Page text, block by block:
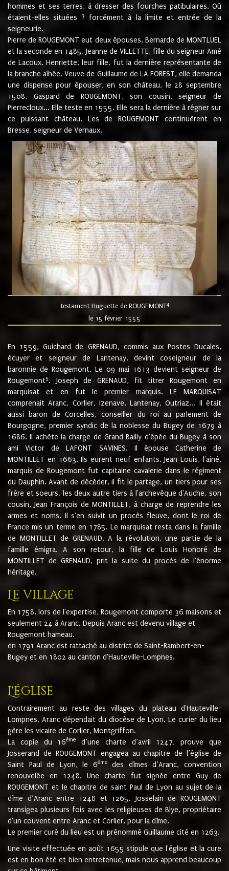
hommes et ses terres, à dresser des fourches patibulaires. Où
étaient-elles situées ? forcément à la limite et entrée de la
seigneurie.
Pierre de ROUGEMONT eut deux épouses, Bernarde de MONTLUEL
et la seconde en 1485, Jeanne de VILLETTE, fille du seigneur Amé
de Lacoux. Henriette, leur fille, fut la dernière représentante de
la branche aînée. Veuve de Guillaume de LA FOREST, elle demanda
une dispense pour épouser, en son château, le 28 septembre
1508, Gaspard de ROUGEMONT, son cousin, seigneur de
Pierrecloux... Elle teste en 1555. Elle sera la dernière à régner sur
ce puissant château. Les de ROUGEMONT continuèrent en
Bresse, seigneur de Vernaux.
testament Huguette de ROUGEMONT4
le 15 février 1555
En 1559, Guichard de GRENAUD, commis aux Postes Ducales,
écuyer et seigneur de Lantenay, devint coseigneur de la
baronnie de Rougemont. Le 09 mai 1613 devient seigneur de
Rougemont5. Joseph de GRENAUD, fit titrer Rougemont en
marquisat et en fut le premier marquis. LE MARQUISAT
comprenait Aranc, Corlier, Izenave, Lantenay, Outriaz... Il était
aussi baron de Corcelles, conseiller du roi au parlement de
Bourgogne, premier syndic de la noblesse du Bugey de 1679 à
1686. Il achète la charge de Grand Bailly d'épée du Bugey à son
ami Victor de LAFONT SAVINES. Il épouse Catherine de
MONTILLET en 1663. Ils eurent neuf enfants. Jean Louis, l'ainé,
marquis de Rougemont fut capitaine cavalerie dans le régiment
du Dauphin. Avant de décéder, il fit le partage, un tiers pour ses
frère et soeurs, les deux autre tiers à l'archevêque d'Auche, son
cousin, Jean François de MONTILLET, à charge de reprendre les
armes et noms. Il s'en suivit un procès fleuve, dont le roi de
France mis un terme en 1785. Le marquisat resta dans la famille
de MONTILLET de GRENAUD. A la révolution, une partie de la
famille émigra. A son retour, la fille de Louis Honoré de
MONTILLET de GRENAUD, prit la suite du procès de l'énorme
héritage.
Le village
En 1758, lors de l'expertise, Rougemont comporte 36 maisons et
seulement 24 à Aranc. Depuis Aranc est devenu village et
Rougemont hameau.
en 1791 Aranc est rattaché au district de Saint-Rambert-en-
Bugey et en 1802 au canton d'Hauteville-Lompnes.
L'église
Contrairement au reste des villages du plateau d'Hauteville-
Lompnes, Aranc dépendait du diocèse de Lyon. Le curier du lieu
gère les vicaire de Corlier, Montgriffon.
La copie du 16ème
d’une charte d’avril 1247, prouve que
Josserand de ROUGEMONT engagea au chapitre de l’église de
Saint Paul de Lyon, le 6èmedes dîmes d’Aranc, convention
renouvelée en 1248. Une charte fut signée entre Guy de
ROUGEMONT et le chapitre de saint Paul de Lyon au sujet de la
dîme d’Aranc entre 1248 et 1265. Josselain de ROUGEMONT
transigea plusieurs fois avec les religieuses de Blye, propriétaire
d'un couvent entre Aranc et Corlier, pour la dîme.
Le premier curé du lieu est un prénommé Guillaume cité en 1263.
Une visite effectuée en août 1655 stipule que l'église et la cure
est en bon été et bien entretenue, mais nous apprend beaucoup